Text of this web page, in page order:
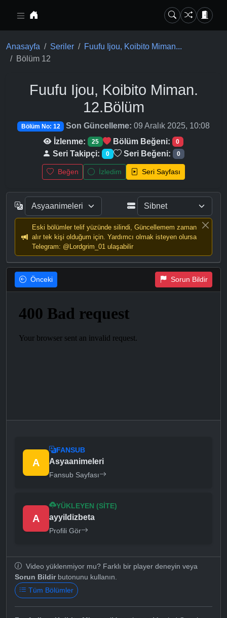
Anasayfa Seriler
Fuufu Ijou, Koibito Miman...
Bölüm 12
Fuufu Ijou, Koibito Miman.
12.Bölüm
Bölüm No: 12 Son Güncelleme: 09 Aralık 2025, 10:08
İzlenme:
25 Bölüm Beğeni: 0
Seri Takipçi: 0 Seri Beğeni: 0
Beğen İzledim Seri Sayfası
Eski bölümler telif yüzünde silindi, Güncellemem zaman
alır tek kişi olduğum için. Yardımcı olmak isteyen olursa
Telegram: @Lordgrim_01 ulaşabilir
Önceki Sorun Bildir
A
FANSUB
Asyaanimeleri
Fansub Sayfası
A
YÜKLEYEN (SITE)
ayyildizbeta
Profili Gör
Video yüklenmiyor mu? Farklı bir player deneyin veya
Sorun Bildirbutonunu kullanın.
Tüm Bölümler